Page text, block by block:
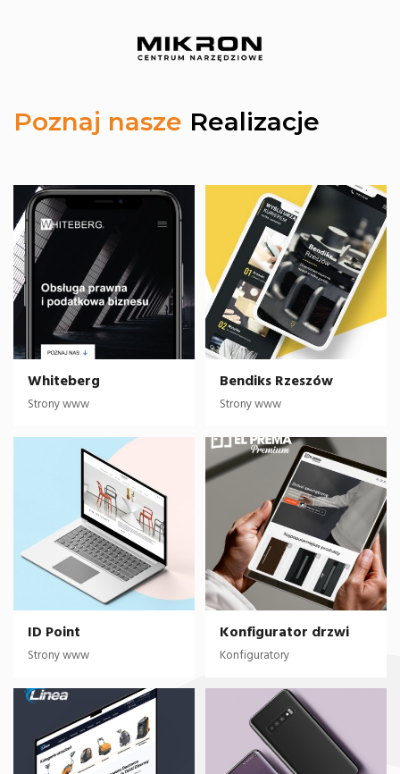
Poznaj nasze Realizacje
Whiteberg
Strony www
Bendiks Rzeszów
Strony www
ID Point
Strony www
Konfigurator drzwi
Konfiguratory